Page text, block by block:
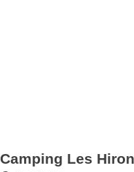
Camping Les